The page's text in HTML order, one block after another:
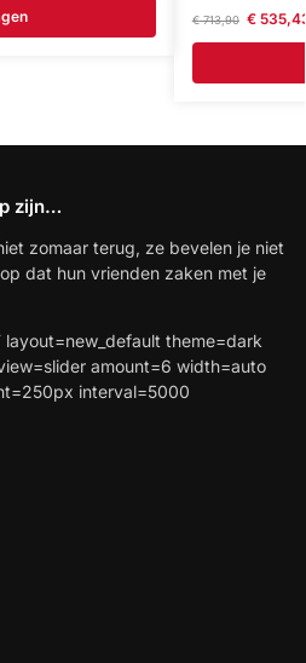
€713,90 €
zijn…
zomaar terug, ze bevelen je niet
dat hun vrienden zaken met je
layout=new_default theme=dark
amount=6 width=auto
interval=5000